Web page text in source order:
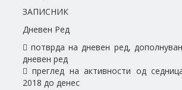
ЗАПИСНИК
Дневен Ред
 потврда на дневен ред,
дневен ред
 преглед на активности од
2018 до денес